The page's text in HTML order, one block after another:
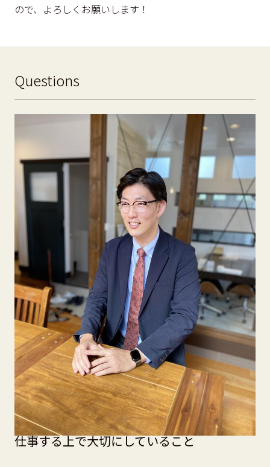
ので、よろしくお願いします！
Questions
仕事する上で大切にしていること